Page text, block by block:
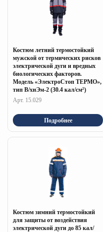
Костюм летний термостойкий
мужской от термических рисков
электрической дуги и вредных
биологических факторов.
Модель «ЭлектроСтоп ТЕРМО»,
тип В/хнЭм-2 (30.4 кал/см²)
Арт. 15.029
Подробнее
Костюм зимний термостойкий
для защиты от воздействия
электрической дуги до 85 кал/